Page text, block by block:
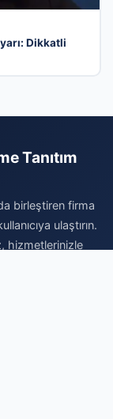
Dikkatli
Tanıtım
birleştiren firma
ulaştırın.
hizmetlerinizle